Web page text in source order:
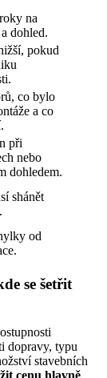
na
dohled.
pokud
co bylo
a co
při
nebo
dohledem.
shánět
od
se šetřit
dopravy, typu
stavebních